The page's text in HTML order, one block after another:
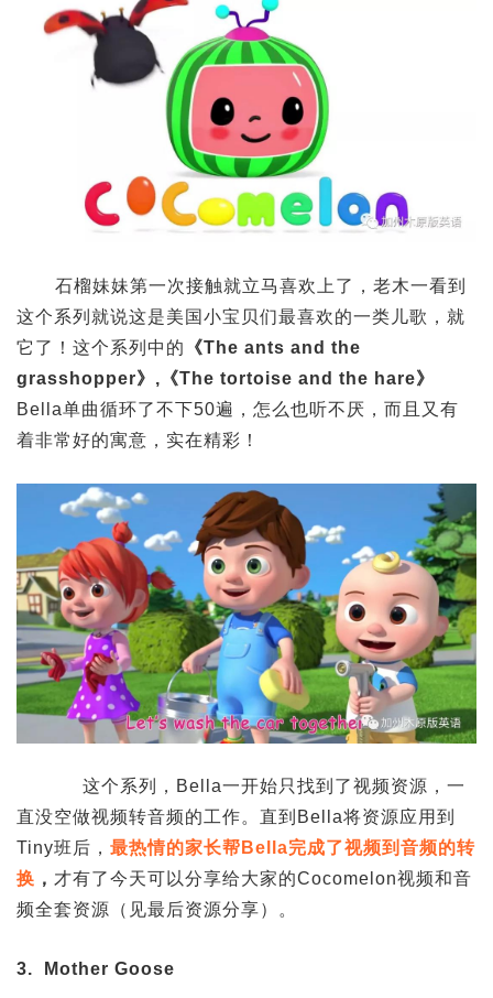
石榴妹妹第一次接触就立马喜欢上了，老木一看到
这个系列就说这是美国小宝贝们最喜欢的一类儿歌，就
它了！这个系列中的
《The ants and the
grasshopper》,《The tortoise and the hare》
Bella单曲循环了不下50遍，怎么也听不厌，而且又有
着非常好的寓意，实在精彩！
这个系列，Bella一开始只找到了视频资源，一
直没空做视频转音频的工作。直到Bella将资源应用到
Tiny班后， 最热情的家长帮Bella完成了视频到音频的转
换 ， 才有了今天可以分享给大家的Cocomelon视频和音
频全套资源（见最后资源分享）。
3. Mother Goose